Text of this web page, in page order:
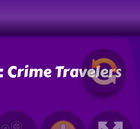
Travelers